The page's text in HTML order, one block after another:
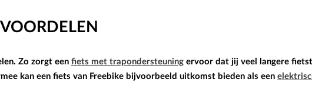
Zo zorgt een fiets met trapondersteuning ervoor dat jij veel langere
kan een fiets van Freebike bijvoorbeeld uitkomst bieden als een